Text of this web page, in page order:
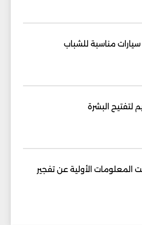
لتفتيح البشرة
المعلومات الأولية عن تفجير